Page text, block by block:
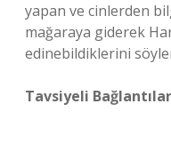
yapan ve cinlerden
mağaraya giderek
edinebildiklerini
Tavsiyeli